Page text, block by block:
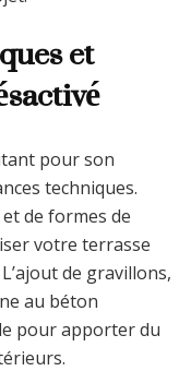
et
pour son
techniques.
de formes de
votre terrasse
de gravillons,
au béton
pour apporter du